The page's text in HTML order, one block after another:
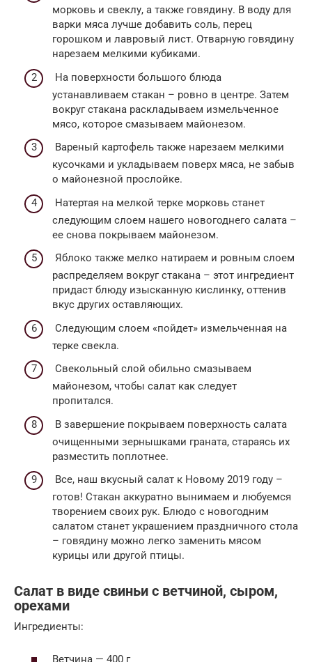
морковь и свеклу, а также говядину. В воду для
варки мяса лучше добавить соль, перец
горошком и лавровый лист. Отварную говядину
нарезаем мелкими кубиками.
На поверхности большого блюда
устанавливаем стакан – ровно в центре. Затем
вокруг стакана раскладываем измельченное
мясо, которое смазываем майонезом.
Вареный картофель также нарезаем мелкими
кусочками и укладываем поверх мяса, не забыв
о майонезной прослойке.
Натертая на мелкой терке морковь станет
следующим слоем нашего новогоднего салата –
ее снова покрываем майонезом.
Яблоко также мелко натираем и ровным слоем
распределяем вокруг стакана – этот ингредиент
придаст блюду изысканную кислинку, оттенив
вкус других оставляющих.
Следующим слоем «пойдет» измельченная на
терке свекла.
Свекольный слой обильно смазываем
майонезом, чтобы салат как следует
пропитался.
В завершение покрываем поверхность салата
очищенными зернышками граната, стараясь их
разместить поплотнее.
Все, наш вкусный салат к Новому 2019 году –
готов! Стакан аккуратно вынимаем и любуемся
творением своих рук. Блюдо с новогодним
салатом станет украшением праздничного стола
– говядину можно легко заменить мясом
курицы или другой птицы.
Салат в виде свиньи с ветчиной, сыром,
орехами
Ингредиенты:
Ветчина — 400 г